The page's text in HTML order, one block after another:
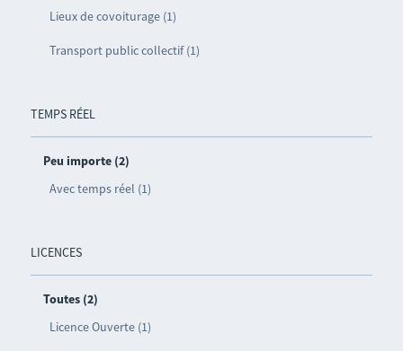
Lieux de covoiturage (1)
Transport public collectif (1)
TEMPS RÉEL
Peu importe (2)
Avec temps réel (1)
LICENCES
Toutes (2)
Licence Ouverte (1)